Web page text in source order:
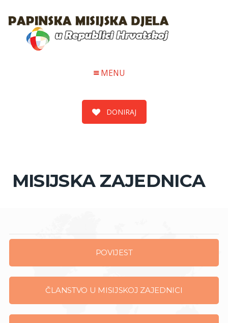
MENU
DONIRAJ
MISIJSKA ZAJEDNICA
POVIJEST
ČLANSTVO U MISIJSKOJ ZAJEDNICI